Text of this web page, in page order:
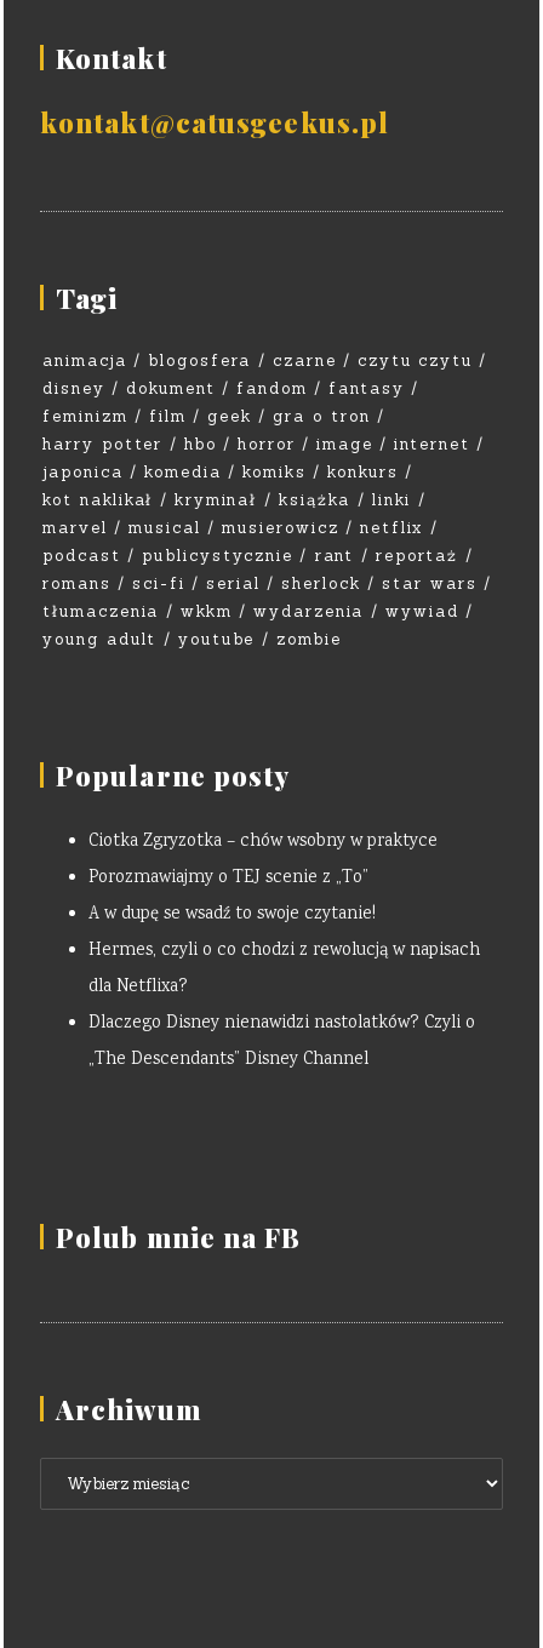
Kontakt
kontakt@catusgeekus.pl
Tagi
animacja blogosfera czarne
czytu czytu
disney
dokument fandom
fantasy
feminizm
film geek
gra o tron
harry potter
hbo horror image
internet
japonica
komedia komiks
konkurs
kot naklikał
kryminał książka
linki
marvel
musical musierowicz
netflix
podcast
publicystycznie rant
reportaż
romans
sci-fi serial sherlock
star wars
tłumaczenia
wkkm wydarzenia
wywiad
young adult
youtube zombie
Popularne posty
Ciotka Zgryzotka – chów wsobny w praktyce
Porozmawiajmy o TEJ scenie z „To”
A w dupę se wsadź to swoje czytanie!
Hermes, czyli o co chodzi z rewolucją w napisach
dla Netflixa?
Dlaczego Disney nienawidzi nastolatków? Czyli o
„The Descendants” Disney Channel
Polub mnie na FB
Archiwum
Archiwum